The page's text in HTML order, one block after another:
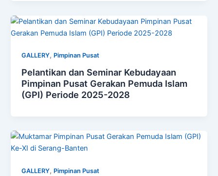
GALLERY, Pimpinan Pusat
Pelantikan dan Seminar Kebudayaan
Pimpinan Pusat Gerakan Pemuda Islam
(GPI) Periode 2025-2028
GALLERY, Pimpinan Pusat